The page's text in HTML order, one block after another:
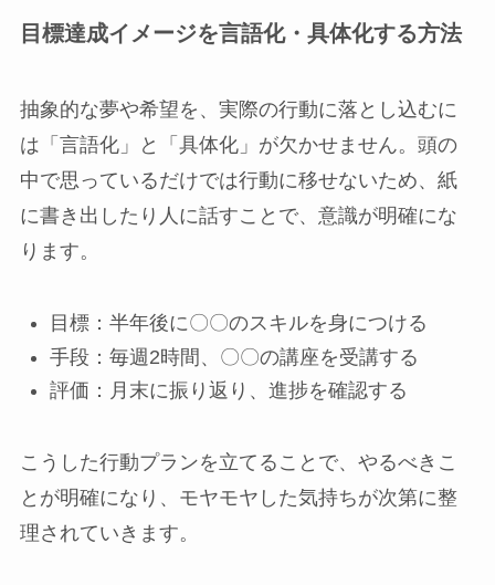
目標達成イメージを言語化・具体化する方法
抽象的な夢や希望を、実際の行動に落とし込むに
は「言語化」と「具体化」が欠かせません。頭の
中で思っているだけでは行動に移せないため、紙
に書き出したり人に話すことで、意識が明確にな
ります。
目標：半年後に〇〇のスキルを身につける
手段：毎週2時間、〇〇の講座を受講する
評価：月末に振り返り、進捗を確認する
こうした行動プランを立てることで、やるべきこ
とが明確になり、モヤモヤした気持ちが次第に整
理されていきます。